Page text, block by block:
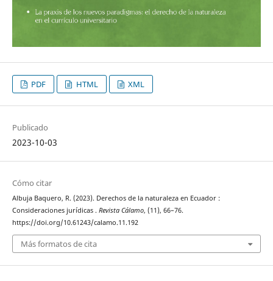
PDF HTML XML
Publicado
2023-10-03
Cómo citar
Albuja Baquero, R. (2023). Derechos de la naturaleza en Ecuador :
Consideraciones jurídicas . Revista Cálamo, (11), 66–76.
https://doi.org/10.61243/calamo.11.192
Más formatos de cita